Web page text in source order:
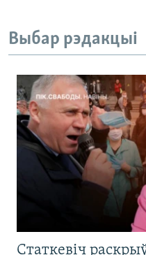
Выбар рэдакцыі
Статкевіч